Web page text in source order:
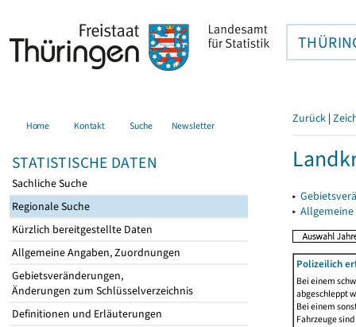
Home Kontakt Suche Newsletter
STATISTISCHE DATEN
Sachliche Suche
Regionale Suche
Kürzlich bereitgestellte Daten
Allgemeine Angaben, Zuordnungen
Gebietsveränderungen,
Änderungen zum Schlüsselverzeichnis
Definitionen und Erläuterungen
Zurück |
▸
▸
Polizeilich
Bei einem
abgeschleppt
Bei einem
Fahrzeuge